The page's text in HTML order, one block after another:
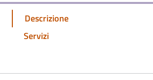
Descrizione
Servizi